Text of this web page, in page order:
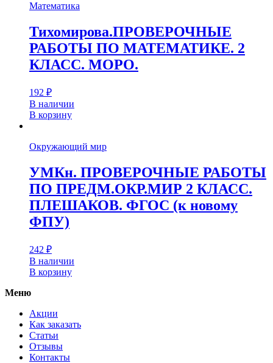
Математика
Тихомирова.ПРОВЕРОЧНЫЕ
РАБОТЫ ПО МАТЕМАТИКЕ. 2
КЛАСС. МОРО.
192 ₽
В наличии
В корзину
Окружающий мир
УМКн. ПРОВЕРОЧНЫЕ РАБОТЫ
ПО ПРЕДМ.ОКР.МИР 2 КЛАСС.
ПЛЕШАКОВ. ФГОС (к новому
ФПУ)
242 ₽
В наличии
В корзину
Меню
Акции
Как заказать
Статьи
Отзывы
Контакты